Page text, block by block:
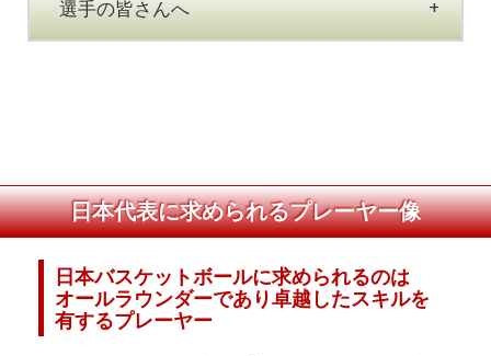
選手の皆さんへ
日本代表に求められるプレーヤー像
日本バスケットボールに求められるのは
オールラウンダーであり卓越したスキルを
有するプレーヤー